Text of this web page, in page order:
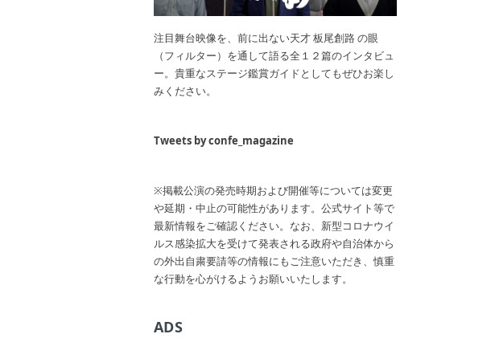
注目舞台映像を、前に出ない天才 板尾創路 の眼
（フィルター）を通して語る全１２篇のインタビュ
ー。貴重なステージ鑑賞ガイドとしてもぜひお楽し
みください。
Tweets by confe_magazine
※掲載公演の発売時期および開催等については変更
や延期・中止の可能性があります。公式サイト等で
最新情報をご確認ください。なお、新型コロナウイ
ルス感染拡大を受けて発表される政府や自治体から
の外出自粛要請等の情報にもご注意いただき、慎重
な行動を心がけるようお願いいたします。
ADS